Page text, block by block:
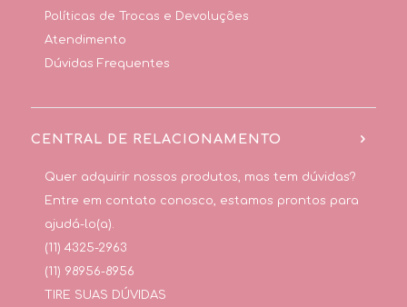
Políticas de Trocas e Devoluções
Atendimento
Dúvidas Frequentes
CENTRAL DE RELACIONAMENTO
Quer adquirir nossos produtos, mas tem dúvidas?
Entre em contato conosco, estamos prontos para
ajudá-lo(a).
(11) 4325-2963
(11) 98956-8956
TIRE SUAS DÚVIDAS